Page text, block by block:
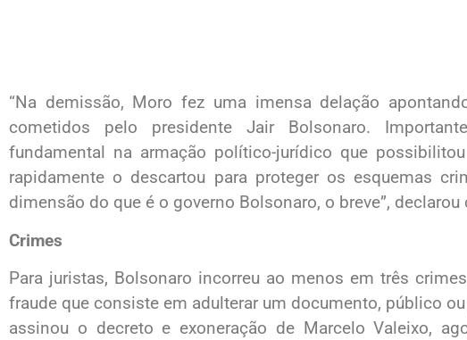
“Na demissão, Moro fez uma imensa delação
cometidos pelo presidente Jair Bolsonaro.
fundamental na armação político-jurídico que
rapidamente o descartou para proteger os esquemas
dimensão do que é o governo Bolsonaro, o breve”, declarou
Crimes
Para juristas, Bolsonaro incorreu ao menos em três
fraude que consiste em adulterar um documento, público
assinou o decreto e exoneração de Marcelo Valeixo,